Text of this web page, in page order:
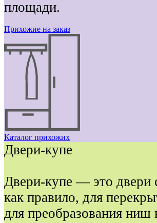
площади.
Прихожие на заказ
Каталог прихожих
Двери-купе
Двери-купе — это двери
как правило, для
для преобразования